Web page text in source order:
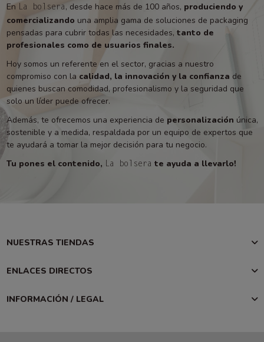
En La bolsera, desde hace más de 100 años, produciendo y
comercializando una amplia gama de soluciones de packaging
pensadas para cubrir todas las necesidades, tanto de
profesionales como de usuarios finales.
Hoy somos un referente en el sector, gracias a nuestro
compromiso con la calidad, la innovación y la confianza de
quienes buscan comodidad, profesionalismo y la seguridad que
solo un líder puede ofrecer.
Además, te ofrecemos una experiencia de personalización única,
sostenible y a medida, respaldada por un equipo de expertos que
te ayudará a tomar la mejor decisión para tu negocio.
Tu pones el contenido, La bolsera te ayuda a llevarlo!
NUESTRAS TIENDAS
ENLACES DIRECTOS
INFORMACIÓN / LEGAL